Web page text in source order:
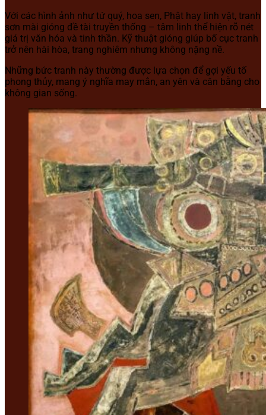
Với các hình ảnh như tứ quý, hoa sen, Phật hay linh vật, tranh
sơn mài gióng đề tài truyền thống – tâm linh thể hiện rõ nét
giá trị văn hóa và tinh thần. Kỹ thuật gióng giúp bố cục tranh
trở nên hài hòa, trang nghiêm nhưng không nặng nề.
Những bức tranh này thường được lựa chọn để gợi yếu tố
phong thủy, mang ý nghĩa may mắn, an yên và cân bằng cho
không gian sống.